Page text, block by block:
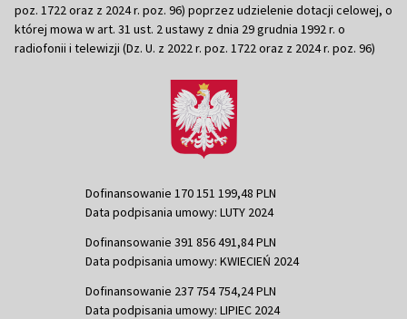
poz. 1722 oraz z 2024 r. poz. 96) poprzez udzielenie dotacji celowej, o
której mowa w art. 31 ust. 2 ustawy z dnia 29 grudnia 1992 r. o
radiofonii i telewizji (Dz. U. z 2022 r. poz. 1722 oraz z 2024 r. poz. 96)
Dofinansowanie 170 151 199,48 PLN
Data podpisania umowy: LUTY 2024
Dofinansowanie 391 856 491,84 PLN
Data podpisania umowy: KWIECIEŃ 2024
Dofinansowanie 237 754 754,24 PLN
Data podpisania umowy: LIPIEC 2024